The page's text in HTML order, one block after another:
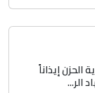
الحزن إيذاناً
الر...